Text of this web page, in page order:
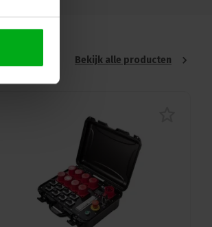
Bekijk alle producten